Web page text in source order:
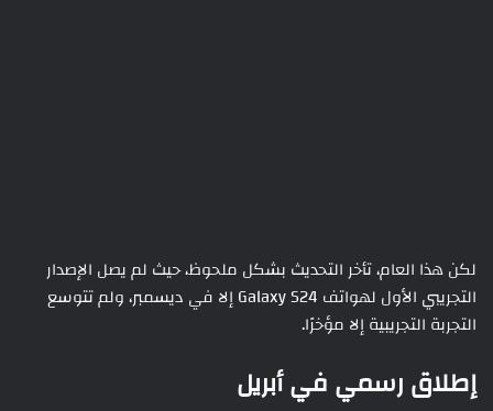
لكن هذا العام، تأخر التحديث بشكل ملحوظ، حيث لم يصل الإصدار
التجريبي الأول لهواتف Galaxy S24 إلا في ديسمبر، ولم تتوسع
التجربة التجريبية إلا مؤخرًا.
إطلاق رسمي في أبريل